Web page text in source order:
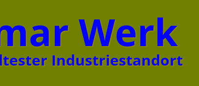
Werk
Industriestandort